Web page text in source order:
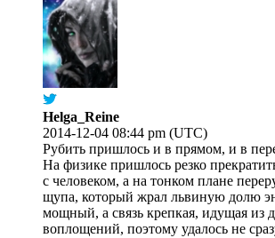
Helga_Reine
2014-12-04 08:44 pm (UTC)
Рубить пришлось и в прямом, и в
На физике пришлось резко
с человеком, а на тонком плане
щупа, который жрал львиную долю
мощный, а связь крепкая, идущая из
воплощений, поэтому удалось не